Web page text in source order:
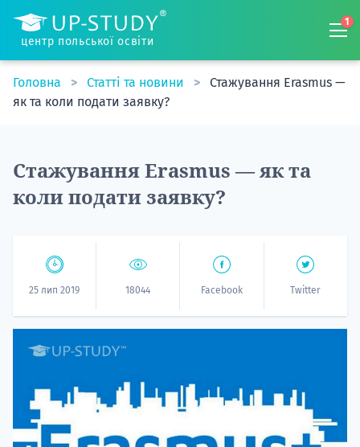
центр польської освіти
1
Головна Статті та новини
Стажування Erasmus —
як та коли подати заявку?
Стажування Erasmus — як та
коли подати заявку?
25 лип 2019 18044 Facebook Twitter